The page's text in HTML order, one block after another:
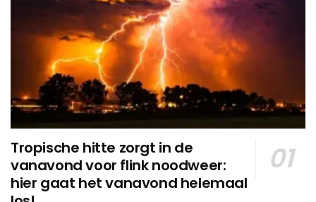
Tropische hitte zorgt in de
vanavond voor flink noodweer:
hier gaat het vanavond helemaal